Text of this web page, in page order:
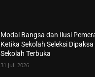
Modal Bangsa dan Ilusi
Ketika Sekolah Seleksi
Sekolah Terbuka
31 Juli 2026